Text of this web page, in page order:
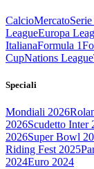
CalcioMercato
LeagueEuropa
ItalianaFormula 1
CupNations League
Speciali
Mondiali 2026
2026Scudetto Inter
2026Super Bowl
Riding Fest 2025
2024Euro 2024